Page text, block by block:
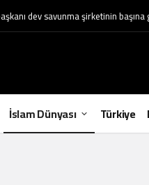
dev savunma şirketinin başına
İslam Dünyası Türkiye